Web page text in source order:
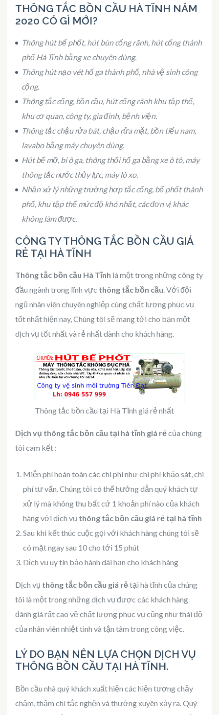
THÔNG TẮC BỒN CẦU HÀ TĨNH NĂM
2020 CÓ GÌ MỚI?
Thông hút bể phốt, hút bùn cống rãnh, hút cống thành
phố Hà Tĩnh bằng xe chuyên dùng.
Thông hút nạo vét hố ga thành phố, nhà vệ sinh công
cộng.
Thông tắc cống, bồn cầu, hút cống rãnh khu tập thể,
khu cơ quan, công ty, gia đình, bệnh viện.
Thông tắc chậu rửa bát, chậu rửa mặt, bồn tiểu nam,
lavabo bằng máy chuyên dùng.
Hút bể mỡ, bi ô ga, thông thổi hố ga bằng xe ô tô, máy
thông tắc nước thủy lực, máy lò xo.
Nhận xử lý những trường hợp tắc cống, bể phốt thành
phố, khu tập thể mức độ khó nhất, các đơn vị khác
không làm được.
CÔNG TY THÔNG TẮC BỒN CẦU GIÁ
RẺ TẠI HÀ TĨNH
Thông tắc bồn cầu Hà Tĩnh là một trong những công ty
đầu ngành trong lĩnh vực thông tắc bồn cầu. Với đội
ngũ nhân viên chuyên nghiệp cùng chất lượng phục vụ
tốt nhất hiện nay, Chúng tôi sẽ mang tới cho bạn một
dịch vụ tốt nhất và rẻ nhất dành cho khách hàng.
Thông tắc bồn cầu tại Hà Tĩnh giá rẻ nhất
Dịch vụ thông tắc bồn cầu tại hà tĩnh giá rẻcủa chúng
tôi cam kết :
Miễn phí hoàn toàn các chi phí như chi phí khảo sát, chi
phí tư vấn. Chúng tôi có thể hướng dẫn quý khách tự
xử lý mà không thu bất cứ 1 khoản phí nào của khách
hàng với dịch vụ thông tắc bồn cầu giá rẻ tại hà tĩnh
Sau khi kết thúc cuộc gọi với khách hàng chúng tôi sẽ
có mặt ngay sau 10 cho tới 15 phút
Dịch vụ uy tín bảo hành dài hạn cho khách hàng
Dịch vụ thông tắc bồn cầu giá rẻtại hà tĩnh của chúng
tôi là một trong những dịch vụ được các khách hàng
đánh giá rất cao về chất lượng phục vụ cũng như thái độ
của nhân viên nhiệt tình và tận tâm trong công việc.
LÝ DO BẠN NÊN LỰA CHỌN DỊCH VỤ
THÔNG BỒN CẦU TẠI HÀ TĨNH.
Bồn cầu nhà quý khách xuất hiện các hiện tượng chảy
chậm, thậm chí tắc nghẽn và thường xuyên xảy ra. Quý